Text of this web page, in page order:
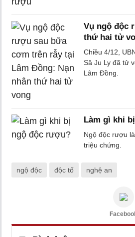
Vụ ngộ độc
thứ hai tử
Chiều 4/12,
Să Ju Ly đã tử
Lâm Đồng.
Làm gì khi
Ngộ độc rượu
triệu chứng.
ngộ độc độc tố nghệ an